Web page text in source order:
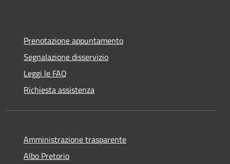
Prenotazione appuntamento
Segnalazione disservizio
Leggi le FAQ
Richiesta assistenza
Amministrazione trasparente
Albo Pretorio